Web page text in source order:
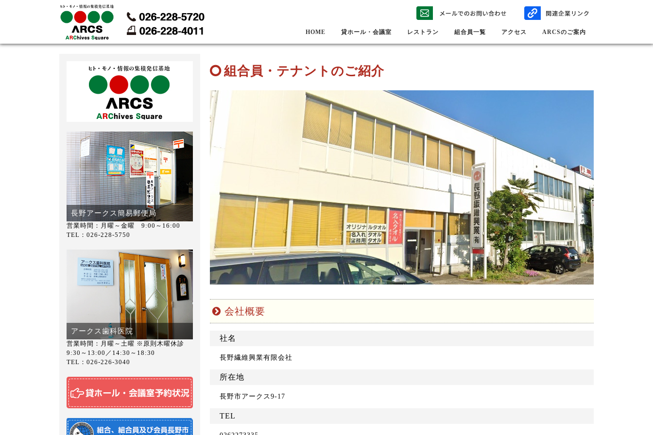
HOME 貸ホール・会議室 レストラン 組合員一覧 アクセス ARCSのご案内
長野アークス簡易郵便局
営業時間：月曜～金曜 9:00～16:00
TEL：026-228-5750
アークス歯科医院
営業時間：月曜～土曜 ※原則木曜休診
9:30～13:00／14:30～18:30
TEL：026-226-3040
組合員・テナントのご紹介
会社概要
社名
長野繊維興業有限会社
所在地
長野市アークス9-17
TEL